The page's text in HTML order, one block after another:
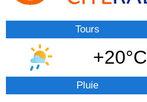
Tours
+20°C
Pluie